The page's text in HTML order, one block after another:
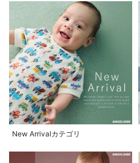
New Arrivalカテゴリ